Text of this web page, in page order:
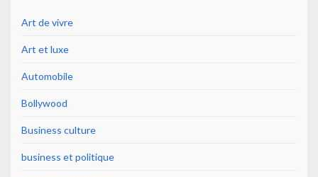
Art de vivre
Art et luxe
Automobile
Bollywood
Business culture
business et politique